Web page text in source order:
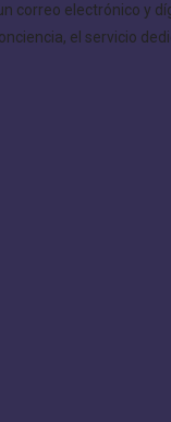
correo electrónico y
el servicio